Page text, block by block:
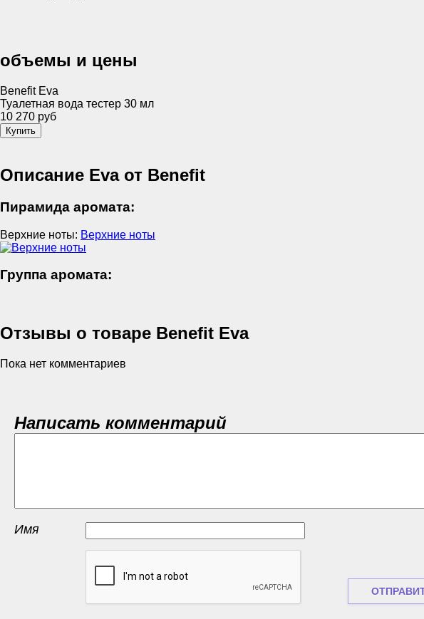
объемы и цены
Benefit Eva
Туалетная вода тестер 30 мл
10 270 руб
Описание Eva от Benefit
Пирамида аромата:
Верхние ноты: Верхние ноты
Группа аромата:
Отзывы о товаре Benefit Eva
Пока нет комментариев
Написать комментарий
Имя